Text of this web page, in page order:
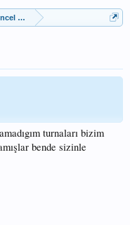
Av Raporları
turnaları bizim
bende sizinle